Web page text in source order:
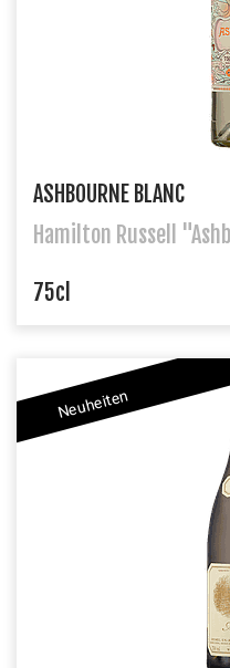
ASHBOURNE BLANC
Hamilton Russell
75cl
Neuheiten